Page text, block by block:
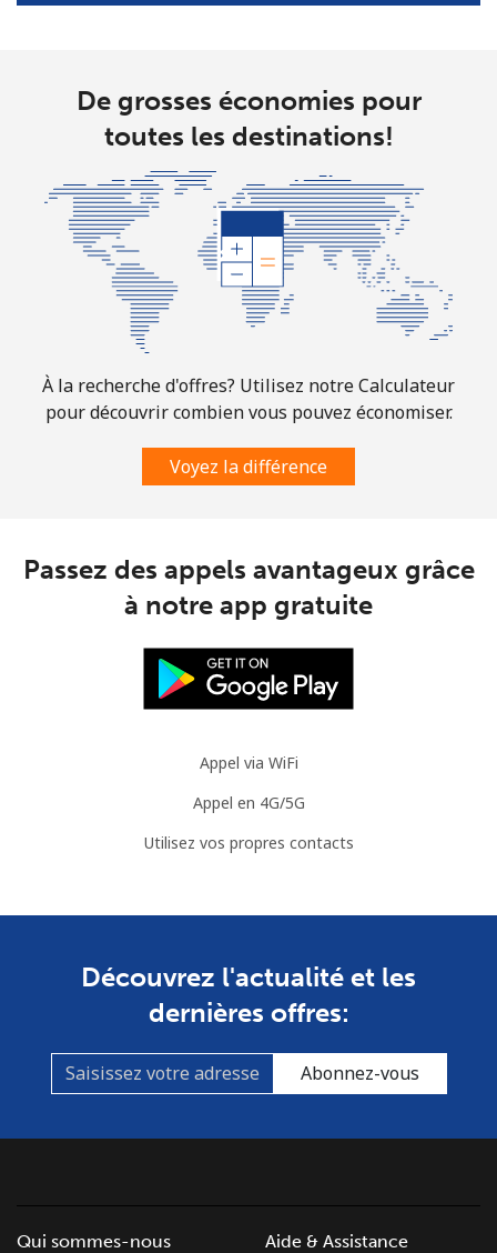
De grosses économies pour
toutes les destinations!
À la recherche d'offres? Utilisez notre Calculateur
pour découvrir combien vous pouvez économiser.
Voyez la différence
Passez des appels avantageux grâce
à notre app gratuite
Appel via WiFi
Appel en 4G/5G
Utilisez vos propres contacts
Découvrez l'actualité et les
dernières offres:
Abonnez-vous
Qui sommes-nous
Aide & Assistance